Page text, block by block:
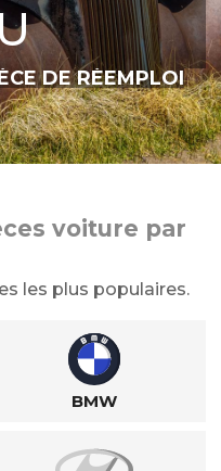
DE RÉEMPLOI
voiture par
les plus populaires.
BMW